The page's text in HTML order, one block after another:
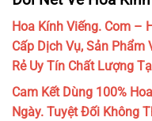
Hoa Kính Viếng. Com –
Cấp Dịch Vụ, Sản Phẩm
Rẻ Uy Tín Chất Lượng
Cam Kết Dùng 100%
Ngày. Tuyệt Đối Không